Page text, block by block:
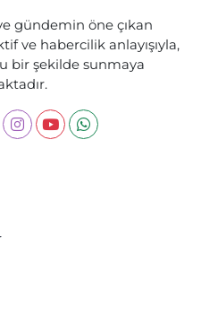
gündemin öne çıkan
ve habercilik anlayışıyla,
bir şekilde sunmaya